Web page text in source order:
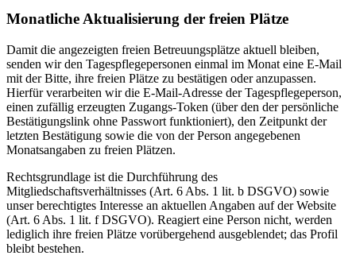
Monatliche Aktualisierung der freien Plätze
Damit die angezeigten freien Betreuungsplätze aktuell bleiben,
senden wir den Tagespflegepersonen einmal im Monat eine E-Mail
mit der Bitte, ihre freien Plätze zu bestätigen oder anzupassen.
Hierfür verarbeiten wir die E-Mail-Adresse der Tagespflegeperson,
einen zufällig erzeugten Zugangs-Token (über den der persönliche
Bestätigungslink ohne Passwort funktioniert), den Zeitpunkt der
letzten Bestätigung sowie die von der Person angegebenen
Monatsangaben zu freien Plätzen.
Rechtsgrundlage ist die Durchführung des
Mitgliedschaftsverhältnisses (Art. 6 Abs. 1 lit. b DSGVO) sowie
unser berechtigtes Interesse an aktuellen Angaben auf der Website
(Art. 6 Abs. 1 lit. f DSGVO). Reagiert eine Person nicht, werden
lediglich ihre freien Plätze vorübergehend ausgeblendet; das Profil
bleibt bestehen.